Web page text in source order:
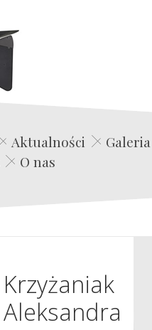
Edwin Film Agencja Aktorska
Aktualności
Galeria
O nas
Krzyżaniak
Aleksandra